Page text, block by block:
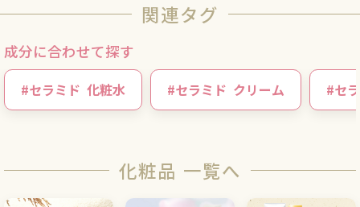
関連タグ
成分に合わせて探す
#セラミド 化粧水 #セラミド クリーム #セ
化粧品 一覧へ